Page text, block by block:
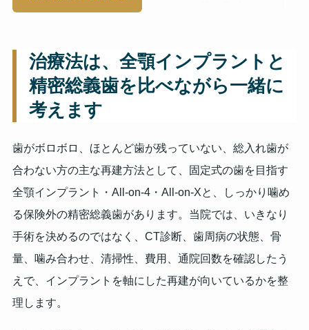
治療法は、全顎インプラントと
精密総義歯を比べながら一緒に
考えます
歯がボロボロ、ほとんど歯が残っていない、総入れ歯が
合わない方の主な再建方法として、固定式の歯を目指す
全顎インプラント・All-on-4・All-on-Xと、しっかり噛め
る保険外の精密総義歯があります。当院では、いきなり
手術を決めるのではなく、CT診断、歯周病の状態、骨
量、噛み合わせ、清掃性、費用、通院回数を確認したう
えで、インプラントを軸にした再建が向いているかを整
理します。